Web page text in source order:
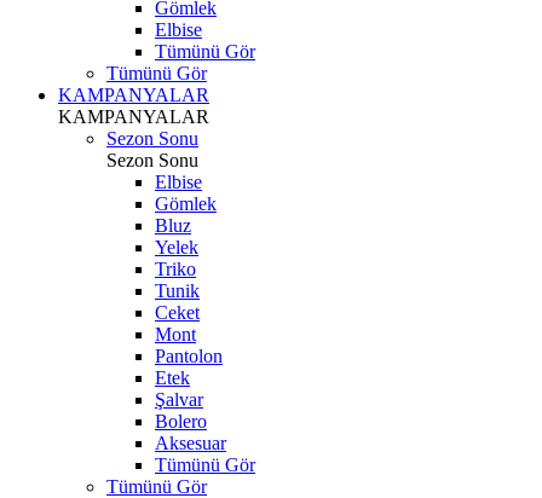
Gömlek
Elbise
Tümünü Gör
Tümünü Gör
KAMPANYALAR
KAMPANYALAR
Sezon Sonu
Sezon Sonu
Elbise
Gömlek
Bluz
Yelek
Triko
Tunik
Ceket
Mont
Pantolon
Etek
Şalvar
Bolero
Aksesuar
Tümünü Gör
Tümünü Gör